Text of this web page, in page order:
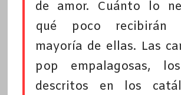
de amor. Cuánto lo
qué poco recibirán
mayoría de ellas. Las
pop empalagosas,
descritos en los